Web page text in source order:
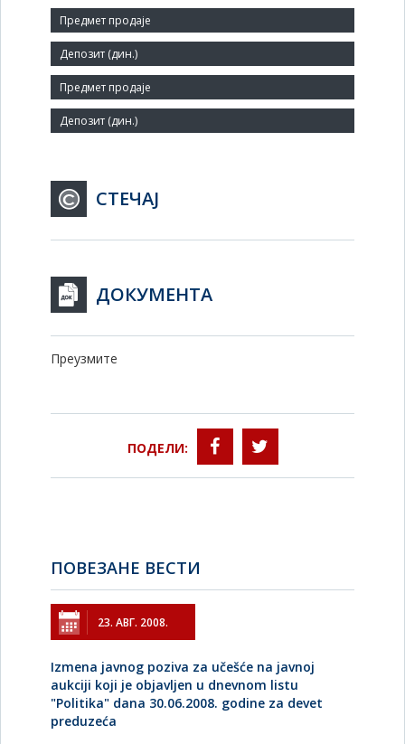
Број запослених:
Заступник:
СТЕЧАЈ
ДОКУМЕНТА
Преузмите
ПОДЕЛИ:
ПОВЕЗАНЕ ВЕСТИ
23. АВГ. 2008.
Izmena javnog poziva za učešće na javnoj
aukciji koji je objavljen u dnevnom listu
"Politika" dana 30.06.2008. godine za devet
preduzeća